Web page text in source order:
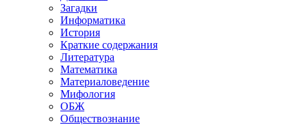
Загадки
Информатика
История
Краткие содержания
Литература
Математика
Материаловедение
Мифология
ОБЖ
Обществознание